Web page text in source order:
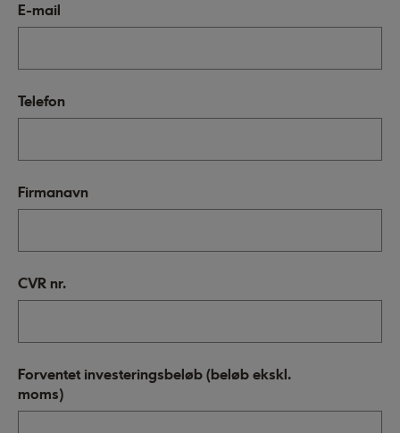
E-mail
Telefon
Firmanavn
CVR nr.
Forventet investeringsbeløb (beløb ekskl.
moms)